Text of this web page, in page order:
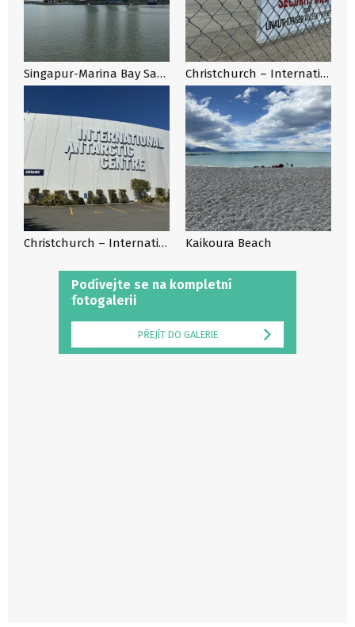
Podívejte se na kompletní
fotogalerii
PŘEJÍT DO GALERIE
Singapur-Marina Bay Sands Christchurch – International Antarctic Centre
Christchurch – International Antarctic Centre Kaikoura Beach